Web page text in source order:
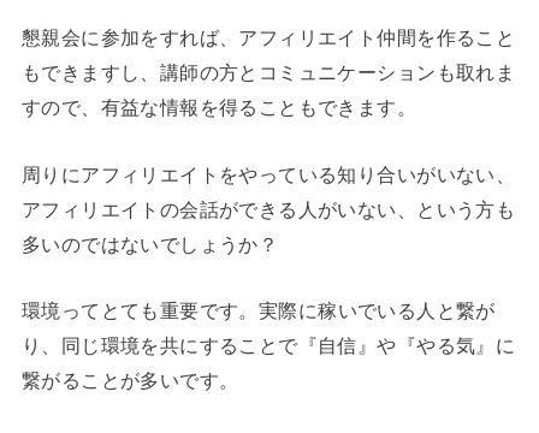
懇親会に参加をすれば、アフィリエイト仲間を作ること
もできますし、講師の方とコミュニケーションも取れま
すので、有益な情報を得ることもできます。
周りにアフィリエイトをやっている知り合いがいない、
アフィリエイトの会話ができる人がいない、という方も
多いのではないでしょうか？
環境ってとても重要です。 実際に稼いでいる人と繋が
り、同じ環境を共にすることで『自信』や『やる気』に
繋がることが多いです。